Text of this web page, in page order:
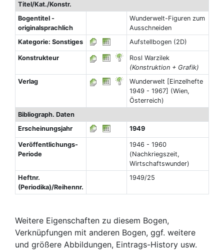
Titel/Kat./Konstr.
Bogentitel -
originalsprachlich
Wunderwelt-Figuren zum
Ausschneiden
Kategorie: Sonstiges
Aufstellbogen (2D)
Konstrukteur
Rosl Warzilek
(Konstruktion + Grafik)
Verlag
Wunderwelt [Einzelhefte
1949 - 1967] (Wien,
Österreich)
Bibliograph. Daten
Erscheinungsjahr
1949
Veröffentlichungs-
Periode
1946 - 1960
(Nachkriegszeit,
Wirtschaftswunder)
Heftnr.
(Periodika)/Reihennr.
1949/25
Weitere Eigenschaften zu diesem Bogen,
Verknüpfungen mit anderen Bogen, ggf. weitere
und größere Abbildungen, Eintrags-History usw.